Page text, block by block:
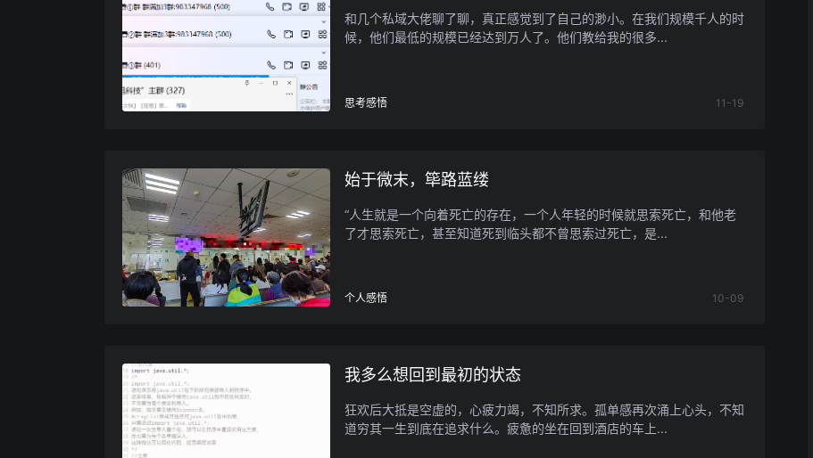
和几个私域大佬聊了聊，真正感觉到了自己的渺小。在我们规模千人的时
候，他们最低的规模已经达到万人了。他们教给我的很多...
思考感悟 11-19
始于微末，筚路蓝缕
“人生就是一个向着死亡的存在，一个人年轻的时候就思索死亡，和他老
了才思索死亡，甚至知道死到临头都不曾思索过死亡，是...
个人感悟 10-09
我多么想回到最初的状态
狂欢后大抵是空虚的，心疲力竭，不知所求。孤单感再次涌上心头，不知
道穷其一生到底在追求什么。疲惫的坐在回到酒店的车上...